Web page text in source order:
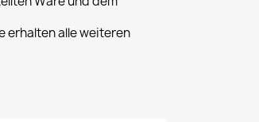
erhalten alle weiteren